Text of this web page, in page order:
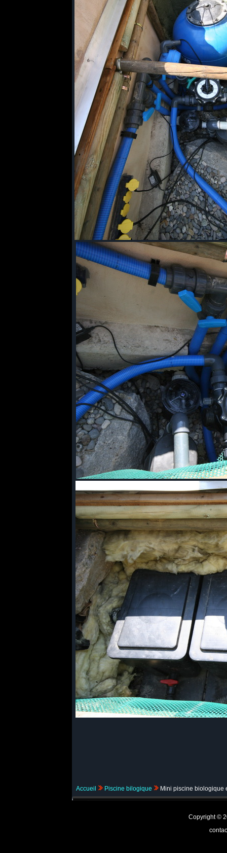
Accueil Piscine bilogique Mini piscine biologique
Copyright ©